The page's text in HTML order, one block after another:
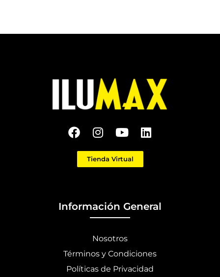
Tienda Virtual
Información General
Nosotros
Términos y Condiciones
Políticas de Privacidad